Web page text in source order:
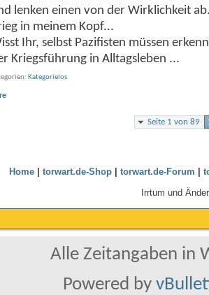
lenken einen von der Wirklichkeit
in meinem Kopf...
Ihr, selbst Pazifisten müssen
Kriegsführung in Alltagsleben ...
Kategorielos
Seite 1 von 89
Home| torwart.de-Shop| torwart.de-Forum |
Irrtum und
Alle Zeitangaben in
Powered by